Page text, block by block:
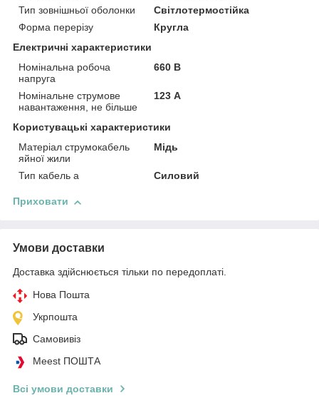
Тип зовнішньої оболонки
Світлотермостійка
Форма перерізу
Кругла
Електричні характеристики
Номінальна робоча
напруга
660 В
Номінальне струмове
навантаження, не більше
123 А
Користувацькі характеристики
Матеріал струмокабель
яйної жили
Мідь
Тип кабель а Силовий
Приховати
Умови доставки
Доставка здійснюється тільки по передоплаті.
Нова Пошта
Укрпошта
Самовивіз
Meest ПОШТА
Всі умови доставки